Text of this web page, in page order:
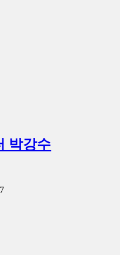
박강수